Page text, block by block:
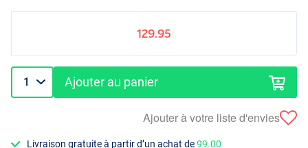
129.95
Ajouter au panier
Ajouter à votre liste d'envies
Livraison gratuite à partir d’un achat de99.00